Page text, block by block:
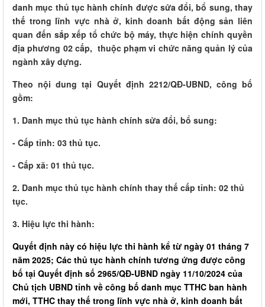
danh mục thủ tục hành chính được sửa đổi, bổ sung, thay
thế trong lĩnh vực nhà ở, kinh doanh bất động sản liên
quan đến sắp xếp tổ chức bộ máy, thực hiện chính quyền
địa phương 02 cấp, thuộc phạm vi chức năng quản lý của
ngành xây dựng.
Theo nội dung tại Quyết định 2212/QĐ-UBND, công bố
gồm:
1. Danh mục thủ tục hành chính sửa đổi, bổ sung:
- Cấp tỉnh: 03 thủ tục.
- Cấp xã: 01 thủ tục.
2. Danh mục thủ tục hành chính thay thế cấp tỉnh: 02 thủ
tục.
3. Hiệu lực thi hành:
Quyết định này có hiệu lực thi hành kể từ ngày 01 tháng 7
năm 2025; Các thủ tục hành chính tương ứng được công
bố tại Quyết định số 2965/QĐ-UBND ngày 11/10/2024 của
Chủ tịch UBND tỉnh về công bố danh mục TTHC ban hành
mới, TTHC thay thế trong lĩnh vực nhà ở, kinh doanh bất